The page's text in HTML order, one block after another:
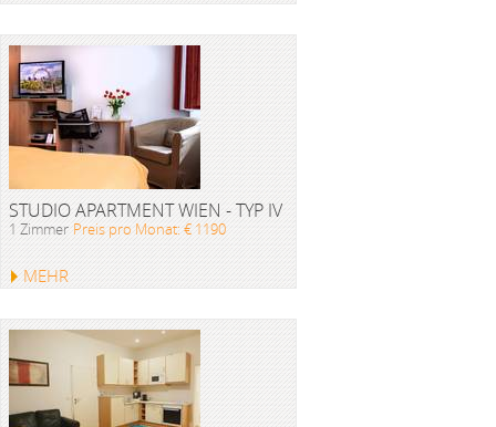
STUDIO APARTMENT WIEN - TYP IV
1 Zimmer Preis pro Monat: € 1190
MEHR